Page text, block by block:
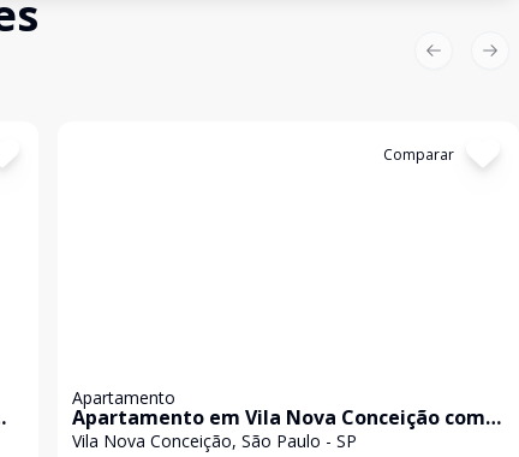
Comparar
Apartamento
Apartamento em Vila Nova Conceição com
86m²
Vila Nova Conceição, São Paulo - SP
Previous